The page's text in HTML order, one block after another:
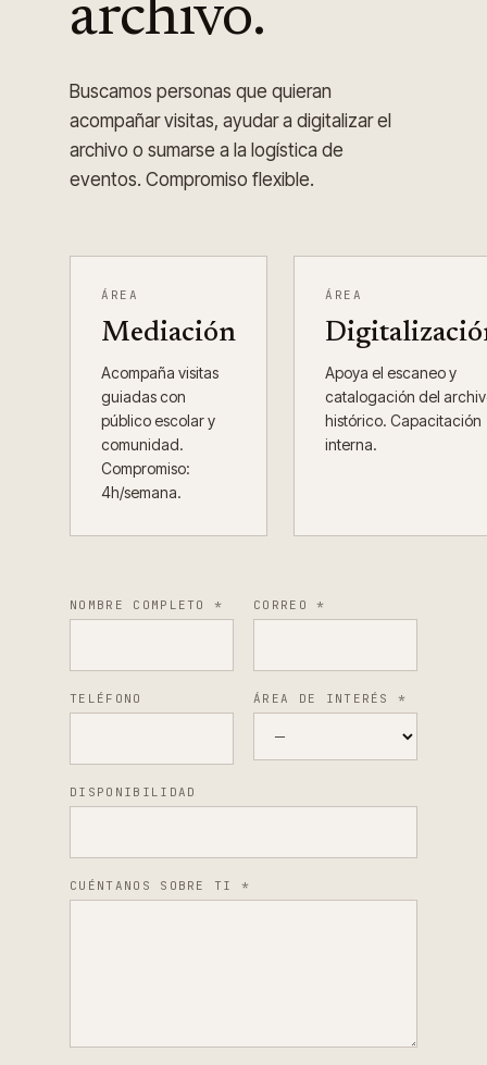
archivo.
Buscamos personas que quieran
acompañar visitas, ayudar a digitalizar el
archivo o sumarse a la logística de
eventos. Compromiso flexible.
ÁREA
Mediación
Acompaña visitas
guiadas con
público escolar y
comunidad.
Compromiso:
4h/semana.
ÁREA
Apoya el escaneo y
catalogación del
histórico. Capacitación
interna.
NOMBRE COMPLETO * CORREO *
TELÉFONO ÁREA DE INTERÉS *
DISPONIBILIDAD
CUÉNTANOS SOBRE TI *